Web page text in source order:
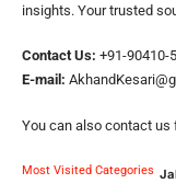
insights. Your trusted
Contact Us: +91-90410-
E-mail:
You can also contact us
Most Visited Categories